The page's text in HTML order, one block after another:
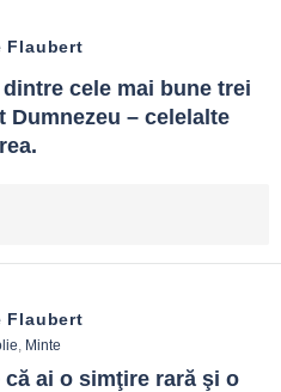
Flaubert
cele mai bune trei
Dumnezeu – celelalte
Flaubert
, Minte
ai o simţire rară şi o